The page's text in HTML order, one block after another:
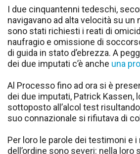
I due cinquantenni tedeschi,
navigavano ad alta velocità su un
sono stati richiesti i reati di
naufragio e omissione di
di guida in stato d’ebrezza. A
dei due imputati c’è anche una
Al Processo fino ad ora si è
dei due imputati, Patrick Kassen,
sottoposto all’alcol test
suo connazionale si rifiutava di
Per loro le parole dei testimoni e
dell’ordine sono severi: nella loro